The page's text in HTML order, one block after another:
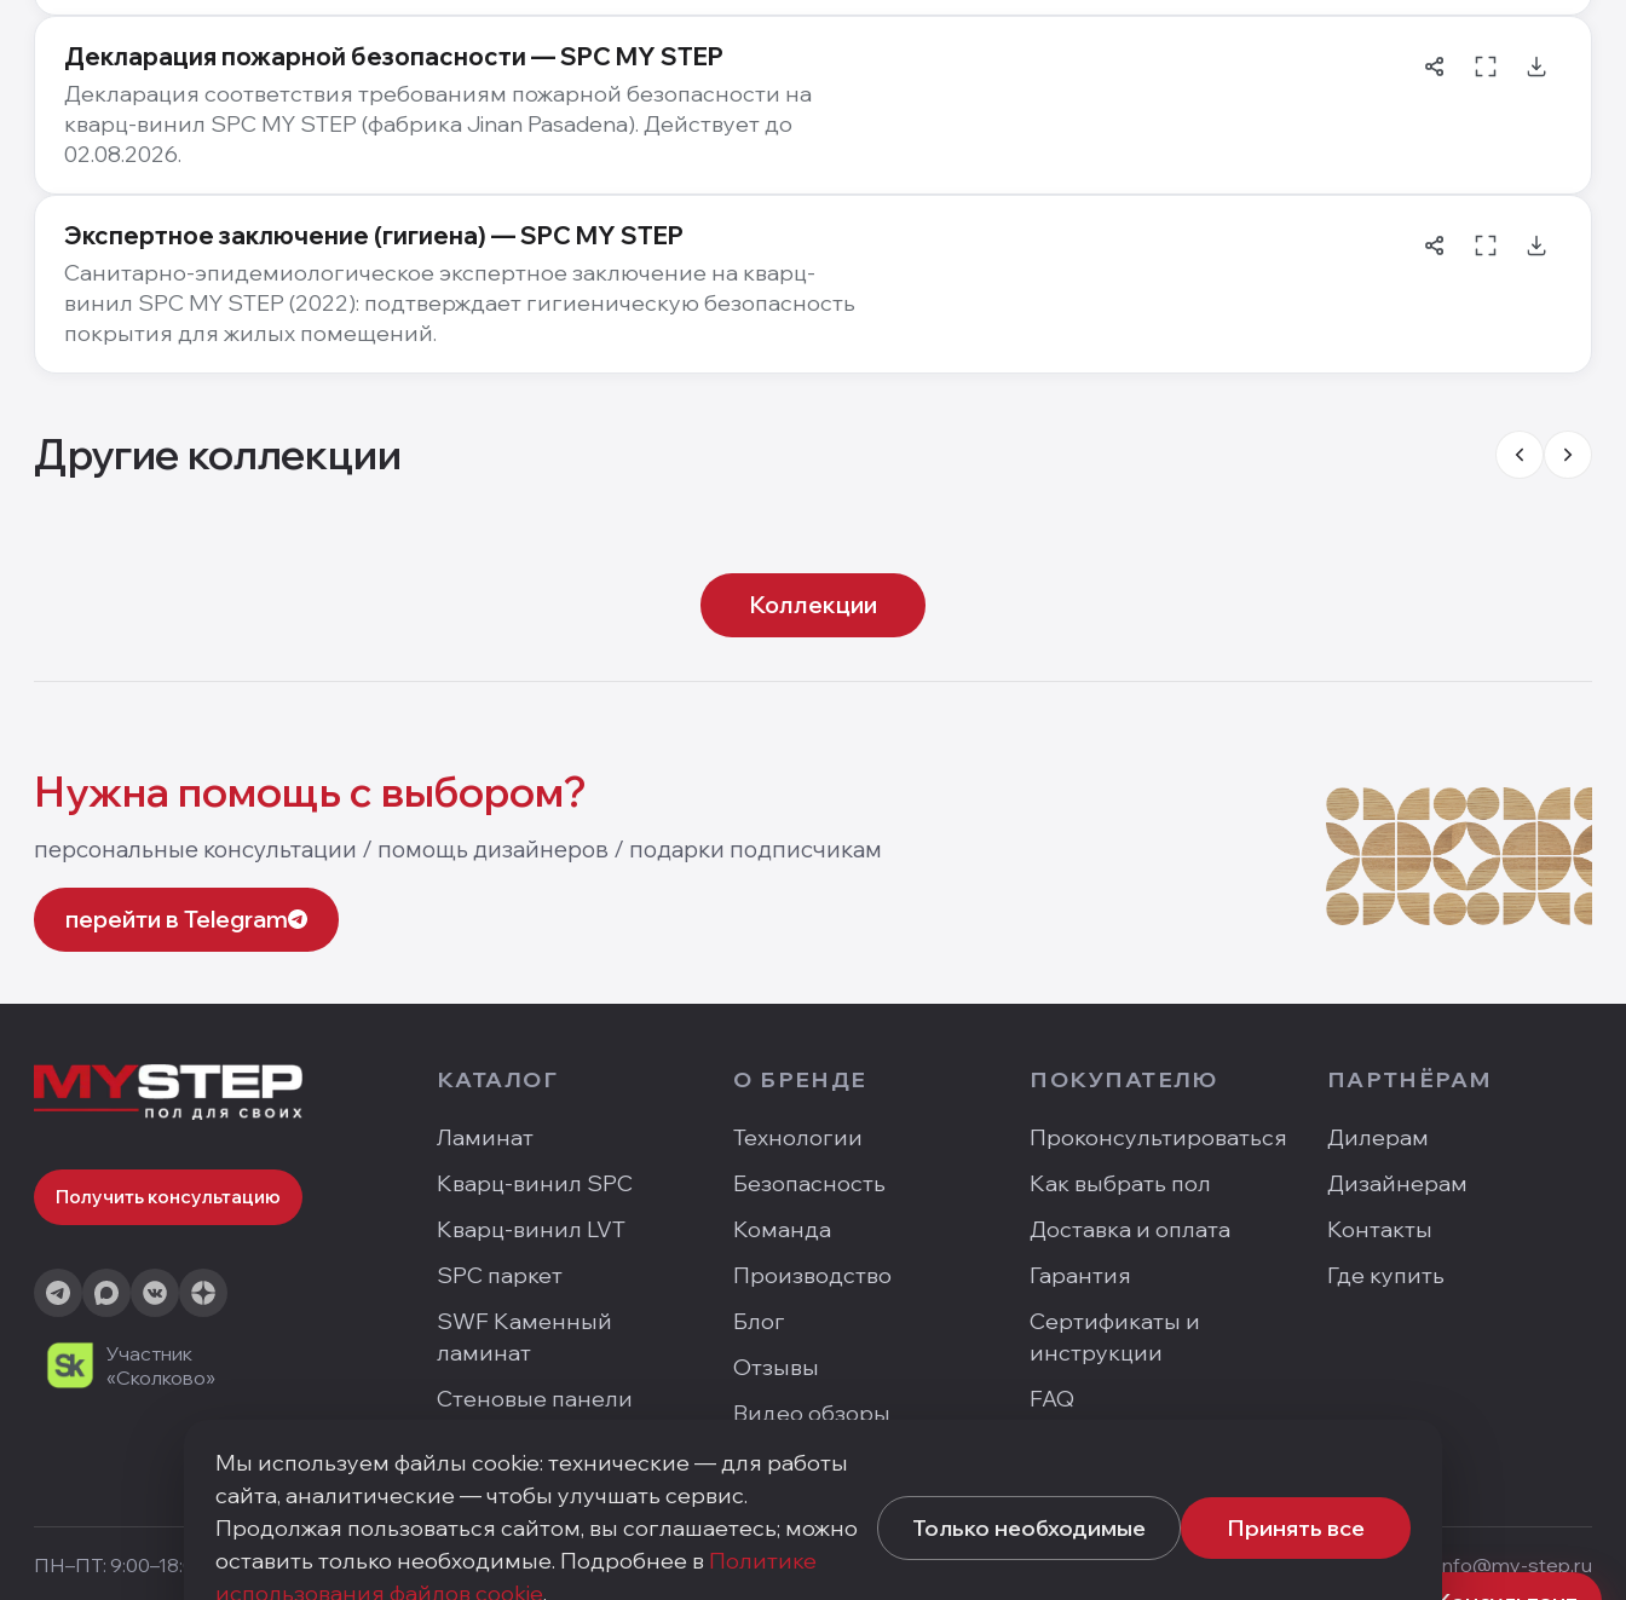
Декларация пожарной безопасности — SPC MY STEP
Декларация соответствия требованиям пожарной безопасности на
кварц-винил SPC MY STEP (фабрика Jinan Pasadena). Действует до
02.08.2026.
Экспертное заключение (гигиена) — SPC MY STEP
Санитарно-эпидемиологическое экспертное заключение на кварц-
винил SPC MY STEP (2022): подтверждает гигиеническую безопасность
покрытия для жилых помещений.
Другие коллекции
5.5мм 6
Коллекции
Нужна помощь с выбором?
персональные консультации / помощь дизайнеров / подарки подписчикам
перейти в Telegram
Получить консультацию
Участник
«Сколково»
КАТАЛОГ
Ламинат
Кварц-винил SPC
Кварц-винил LVT
SPC паркет
SWF Каменный
ламинат
Стеновые панели
О БРЕНДЕ
Технологии
Безопасность
Команда
Производство
Блог
Отзывы
Видео обзоры
Галерея проектов
ПОКУПАТЕЛЮ
Проконсультироваться
Как выбрать пол
Доставка и оплата
Гарантия
Сертификаты и
инструкции
FAQ
ПАРТНЁРАМ
Дилерам
Дизайнерам
Контакты
Где купить
ПН–ПТ: 9:00–18:00 ·Москва, ArtPlay, Нижняя Сыромятническая, 10с3 +7 (495) 748-92-20
info@my-step.ru
Мы используем файлы cookie: технические — для работы
сайта, аналитические — чтобы улучшать сервис.
Продолжая пользоваться сайтом, вы соглашаетесь; можно
оставить только необходимые. Подробнее в Политике
использования файлов cookie.
Только необходимые Принять все